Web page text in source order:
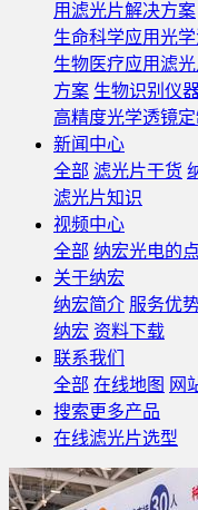
用滤光片解决方案
生命科学应用光
生物医疗应用滤
方案 生物识别仪
高精度光学透镜
新闻中心
全部 滤光片干货
滤光片知识
视频中心
全部 纳宏光电的
关于纳宏
纳宏简介 服务优
纳宏 资料下载
联系我们
全部 在线地图 网
搜索更多产品
在线滤光片选型